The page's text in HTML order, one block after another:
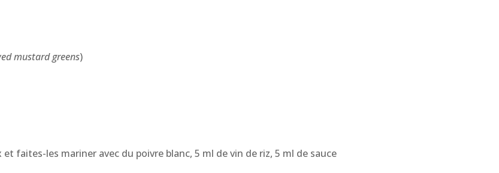
mustard greens)
faites-les mariner avec du poivre blanc, 5 ml de vin de riz, 5 ml de sauce